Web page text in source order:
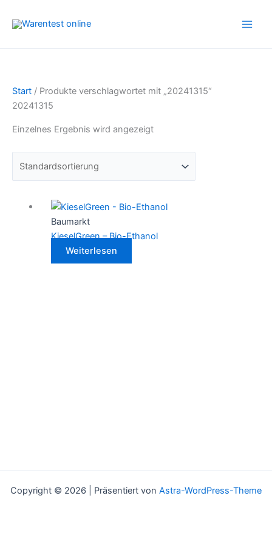
Inhalt
Start / Produkte verschlagwortet mit „20241315“
20241315
Einzelnes Ergebnis wird angezeigt
Baumarkt
KieselGreen – Bio-Ethanol
Weiterlesen
Copyright © 2026 | Präsentiert von Astra-WordPress-Theme